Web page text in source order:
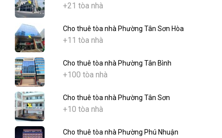
+21 tòa nhà
Cho thuê tòa nhà Phường Tân Sơn Hòa
+11 tòa nhà
Cho thuê tòa nhà Phường Tân Bình
+100 tòa nhà
Cho thuê tòa nhà Phường Tân Sơn
+10 tòa nhà
Cho thuê tòa nhà Phường Phú Nhuận